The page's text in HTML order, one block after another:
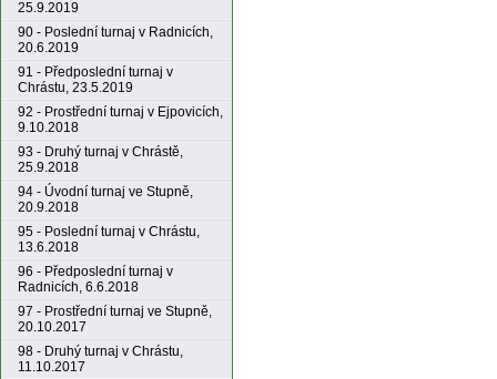
25.9.2019
90 - Poslední turnaj v Radnicích,
20.6.2019
91 - Předposlední turnaj v
Chrástu, 23.5.2019
92 - Prostřední turnaj v Ejpovicích,
9.10.2018
93 - Druhý turnaj v Chrástě,
25.9.2018
94 - Úvodní turnaj ve Stupně,
20.9.2018
95 - Poslední turnaj v Chrástu,
13.6.2018
96 - Předposlední turnaj v
Radnicích, 6.6.2018
97 - Prostřední turnaj ve Stupně,
20.10.2017
98 - Druhý turnaj v Chrástu,
11.10.2017